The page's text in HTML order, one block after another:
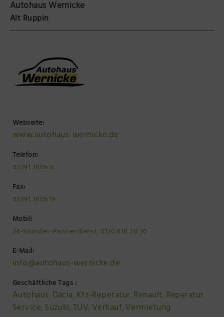
Präsenzstelle Prignitz Standort Neuruppin
Brandenburg-Preußen Museum Wustrau
Wegemuseum Wusterhausen/Dosse
Autohaus Wernicke
Alt Ruppin
Webseite:
www.autohaus-wernicke.de
Telefon:
03391 7805 0
Fax:
03391 7805 19
Mobil:
24-Stunden-Pannendienst: 0170 818 30 30
E-Mail:
info@autohaus-wernicke.de
Geschäftliche Tags :
Autohaus, Dacia, Kfz-Reperatur,Renault, Reperatur,
Service, Suzuki,TÜV, Verkauf, Vermietung